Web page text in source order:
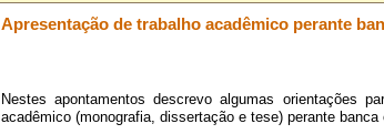
Apresentação de trabalho acadêmico perante
Nestes apontamentos descrevo algumas orientações
acadêmico (monografia, dissertação e tese) perante banca